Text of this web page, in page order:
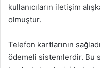
kullanıcıların iletişim
olmuştur.
Telefon kartlarının
ödemeli sistemlerdir. Bu